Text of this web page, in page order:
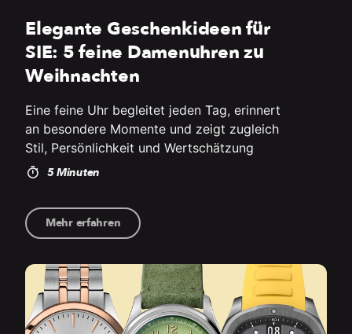
Elegante Geschenkideen für
SIE: 5 feine Damenuhren zu
Weihnachten
Eine feine Uhr begleitet jeden Tag, erinnert
an besondere Momente und zeigt zugleich
Stil, Persönlichkeit und Wertschätzung
5 Minuten
Mehr erfahren